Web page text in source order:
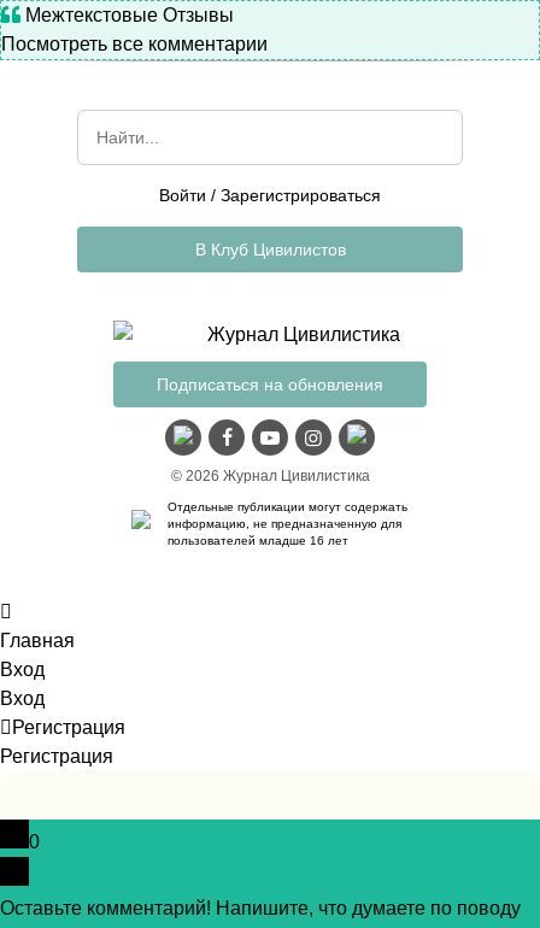
Межтекстовые Отзывы
Посмотреть все комментарии
Подписаться на обновления
© 2026 Журнал Цивилистика
Отдельные публикации могут содержать
информацию, не предназначенную для
пользователей младше 16 лет
Войти / Зарегистрироваться
В Клуб Цивилистов
Главная
Вход
Вход
Регистрация
Регистрация
0
Оставьте комментарий! Напишите, что думаете по поводу